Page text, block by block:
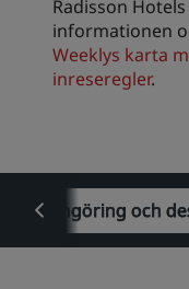
Radisson
informationen
Weeklys karta
inreseregler.
Rengöring och